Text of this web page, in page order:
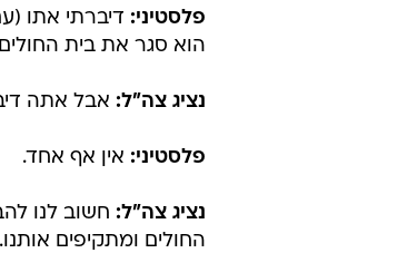
פלסטיני: דיברתי אתו
הוא סגר את בית
נציג צה"ל: אבל אתה
פלסטיני: אין אף אחד.
נציג צה"ל: חשוב לנו
החולים ומתקיפים